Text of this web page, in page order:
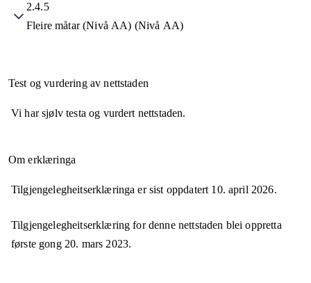
2.4.5
Fleire måtar (Nivå AA) (Nivå AA)
Test og vurdering av nettstaden
Vi har sjølv testa og vurdert nettstaden.
Om erklæringa
Tilgjengelegheitserklæringa er sist oppdatert 10. april 2026.
Tilgjengelegheitserklæring for denne nettstaden blei oppretta
første gong 20. mars 2023.